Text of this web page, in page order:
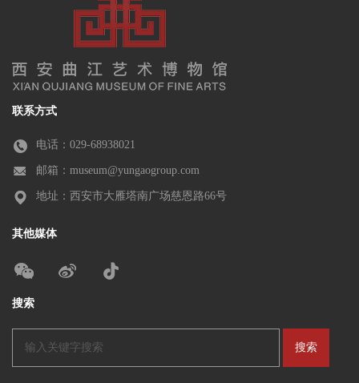
联系方式
电话：029-68938021
邮箱：museum@yungaogroup.com
地址：西安市大雁塔南广场慈恩路66号
其他媒体
搜索